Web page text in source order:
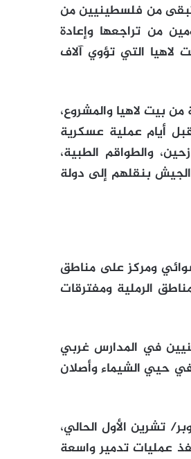
تبقى من فلسطينيين من
من تراجعها وإعادة
لاهيا التي تؤوي آلاف
بيت لاهيا والمشروع،
أيام عملية عسكرية
والطواقم الطبية،
بنقلهم إلى دولة
ومركز على مناطق
الرملية ومفترقات
في المدارس غربي
في حيي الشيماء وأصلان
بدء العملية العسكرية الثالثة في شمال قطاع غزة في 5 أكتوبر/ تشرين الأول الحالي،
عمليات تدمير واسعة